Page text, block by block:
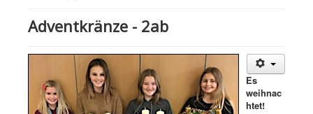
Adventkränze - 2ab
Es
weihnac
htet!